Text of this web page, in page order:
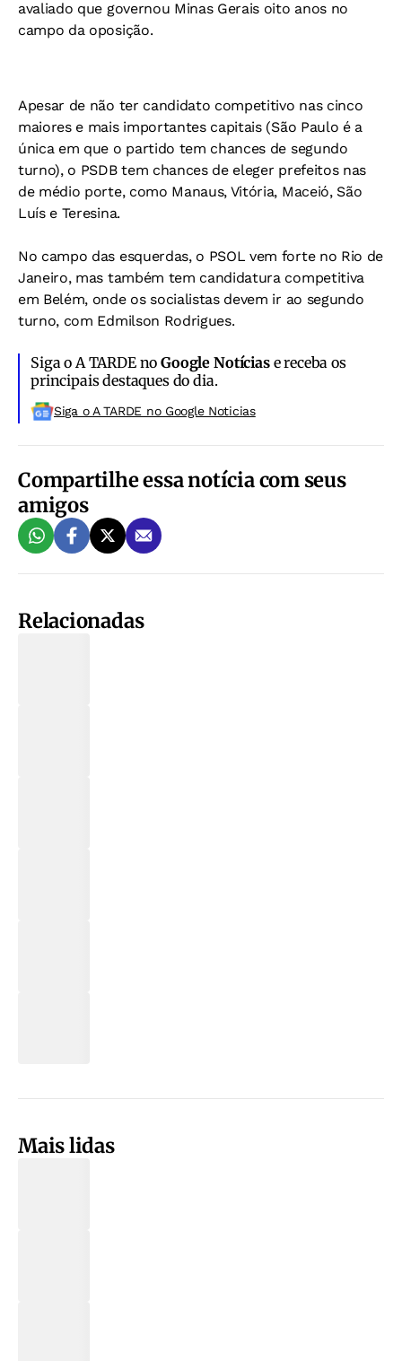
avaliado que governou Minas Gerais oito anos no
campo da oposição.
Apesar de não ter candidato competitivo nas cinco
maiores e mais importantes capitais (São Paulo é a
única em que o partido tem chances de segundo
turno), o PSDB tem chances de eleger prefeitos nas
de médio porte, como Manaus, Vitória, Maceió, São
Luís e Teresina.
No campo das esquerdas, o PSOL vem forte no Rio de
Janeiro, mas também tem candidatura competitiva
em Belém, onde os socialistas devem ir ao segundo
turno, com Edmilson Rodrigues.
Siga o A TARDE noGoogle Notíciase receba os
principais destaques do dia.
Siga o A TARDE no Google Noticias
Compartilhe essa notícia com seus
amigos
Relacionadas
Mais lidas